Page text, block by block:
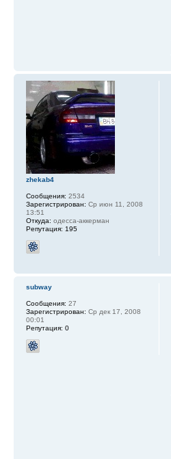
zhekab4
Сообщения: 2534
Зарегистрирован: Ср июн 11, 2008
13:51
Откуда: одесса-аккерман
Репутация: 195
subway
Сообщения: 27
Зарегистрирован: Ср дек 17, 2008
00:01
Репутация: 0